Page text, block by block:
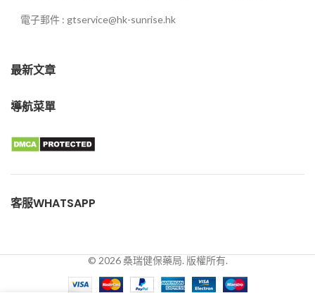
電子郵件 : gtservice@hk-sunrise.hk
最新文章
導航菜單
客服WHATSAPP
© 2026 桑瑞健保藥局. 版權所有.